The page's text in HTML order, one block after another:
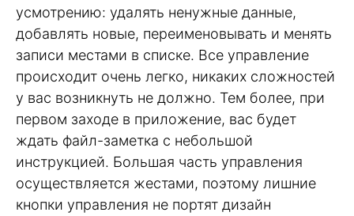
усмотрению: удалять ненужные данные,
добавлять новые, переименовывать и менять
записи местами в списке. Все управление
происходит очень легко, никаких сложностей
у вас возникнуть не должно. Тем более, при
первом заходе в приложение, вас будет
ждать файл-заметка с небольшой
инструкцией. Большая часть управления
осуществляется жестами, поэтому лишние
кнопки управления не портят дизайн